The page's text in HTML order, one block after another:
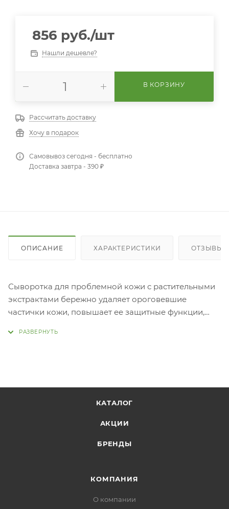
856 руб./шт
Нашли дешевле?
В КОРЗИНУ
Рассчитать доставку
Хочу в подарок
Самовывоз сегодня - бесплатно
Доставка завтра - 390 ₽
ОПИСАНИЕ ХАРАКТЕРИСТИКИ ОТЗЫВЫ
Сыворотка для проблемной кожи с растительными
экстрактами бережно удаляет ороговевшие
частички кожи, повышает ее защитные функции,
восприимчивость к негативным природным
средства на очищенную, тонизированную кожу
КАТАЛОГ
АКЦИИ
БРЕНДЫ
КОМПАНИЯ
О компании